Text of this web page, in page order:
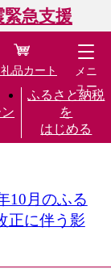
緊急支援
ふるさと納税
を
はじめる
品カート
メニ
ュー
10月のふる
正に伴う影